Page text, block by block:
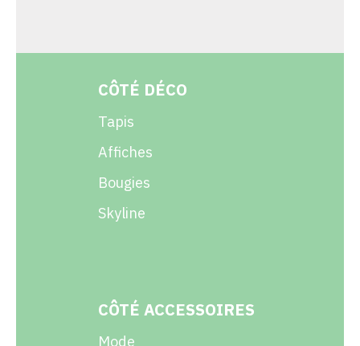
CÔTÉ DÉCO
Tapis
Affiches
Bougies
Skyline
CÔTÉ ACCESSOIRES
Mode